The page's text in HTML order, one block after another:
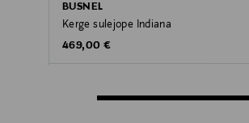
BUSNEL
Kerge sulejope Indiana
Original Price
469,00 €